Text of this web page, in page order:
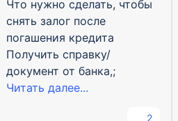
Что нужно сделать, чтобы
снять залог после
погашения кредита
Получить справку/
документ от банка,;
Читать далее...
2